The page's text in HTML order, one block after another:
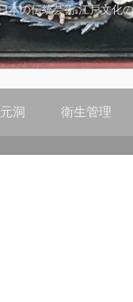
本の伝統芸術 江戸文化
洞 衛生管理